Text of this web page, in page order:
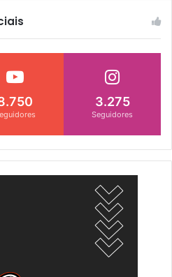
3.275
Seguidores